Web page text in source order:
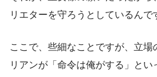
リエターを守ろうとしているんで
ここで、些細なことですが、立場
リアンが「命令は俺がする」とい